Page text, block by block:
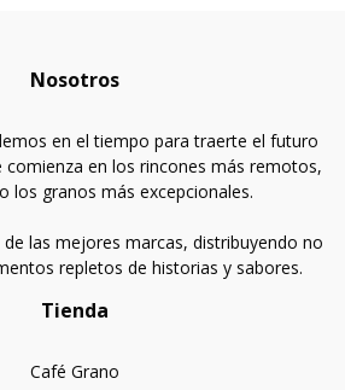
Nosotros
en el tiempo para traerte el futuro
comienza en los rincones más remotos,
los granos más excepcionales.
las mejores marcas, distribuyendo no
repletos de historias y sabores.
Tienda
Café Grano